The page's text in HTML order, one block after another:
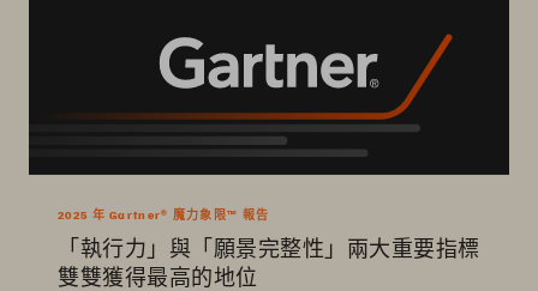
2025 年 Gartner® 魔力象限™ 報告
「執行力」與「願景完整性」兩大重要指標
雙雙獲得最高的地位